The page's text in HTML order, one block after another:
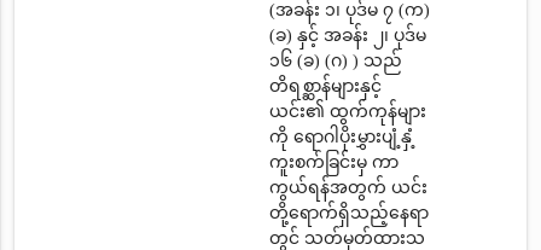
(အခန်း ၁၊ ပုဒ်မ ၇ (က)
(ခ) နှင့် အခန်း ၂၊ ပုဒ်မ
၁၆ (ခ) (ဂ) ) သည်
တိရစ္ဆာန်များနှင့်
ယင်း၏ ထွက်ကုန်များ
ကို ရောဂါပိုးမွှားပျံ့နှံ့
ကူးစက်ခြင်းမှ ကာ
ကွယ်ရန်အတွက် ယင်း
တို့ရောက်ရှိသည့်နေရာ
တွင် သတ်မှတ်ထားသ